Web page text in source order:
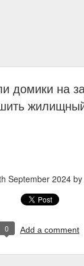
домики на
September 2024
0 Add a comment